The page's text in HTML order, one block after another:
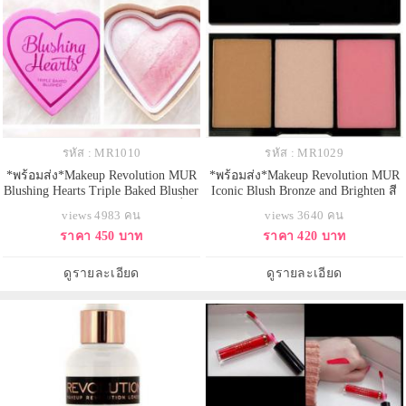
รหัส : MR1010
*พร้อมส่ง*Makeup Revolution MUR
Blushing Hearts Triple Baked Blusher
สดใส มีเลือดฝาด บรัชออนรูปหัวใจ
3 เฉดสี แพคเกจน่ารักมากๆ ดีไซน์
แต่ราคาเบากว่าเยอะ เนื้อบรัชเปล่ง
ประกายฉ่ำๆ ช่วยกระ
views 4983 คน
ราคา 450 บาท
ดูรายละเอียด
รหัส : MR1029
*พร้อมส่ง*Makeup Revolution MUR
Iconic Blush Bronze and Brighten สี
กลางๆค่ะ บรอนเซอร์เนื้อซาติน +
ไฮไลท์เนื้อซาติน + ปัดแก้มสีชมพูนม
อย่างคุ้มสุดๆ ลอง Swatch ดูแล้วสีนุ่ม
มากค่ะ เกลี่ยง่าย ไม่เป็นปื้น
views 3640 คน
ราคา 420 บาท
ดูรายละเอียด